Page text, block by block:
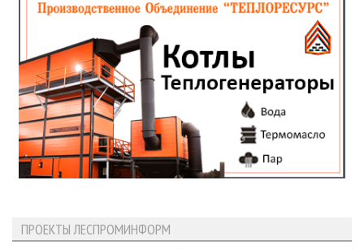
ПРОЕКТЫ ЛЕСПРОМИНФОРМ